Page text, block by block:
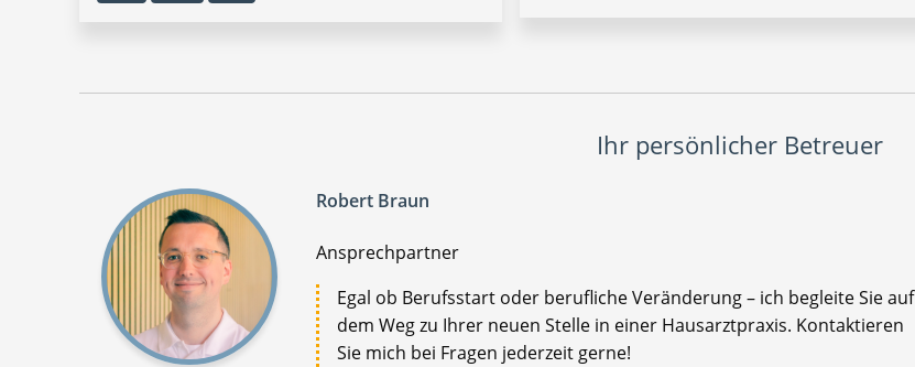
Ihr persönlicher Betreuer
Robert Braun
Ansprechpartner
Egal ob Berufsstart oder berufliche Veränderung – ich begleite Sie auf
dem Weg zu Ihrer neuen Stelle in einer Hausarztpraxis. Kontaktieren
Sie mich bei Fragen jederzeit gerne!